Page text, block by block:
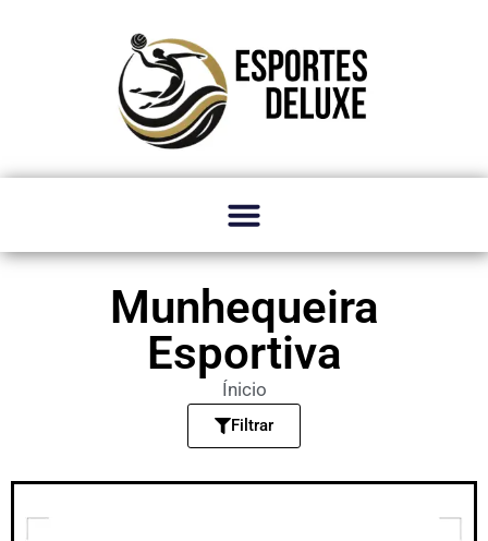
Munhequeira
Esportiva
Ínicio
Filtrar